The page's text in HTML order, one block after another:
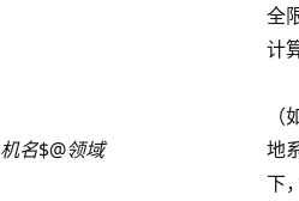
全
机名$@领域
计
地
下